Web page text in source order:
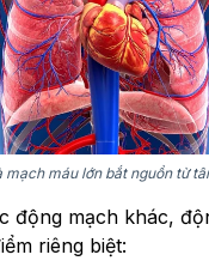
mạch máu lớn bắt nguồn từ
động mạch khác,
riêng biệt: